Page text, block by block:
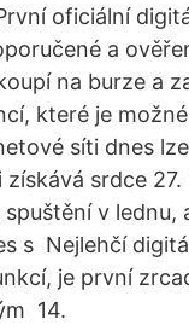
oficiální
a
na burze a
které je
síti dnes
získává srdce
v
s Nejlehčí
je první
14.